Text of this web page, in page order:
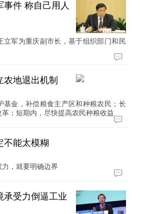
事件 称自己用人
立军为重庆副市长，基于组织部门和民
地退出机制
基金，补偿粮食主产区和种粮农民；长
；短期内，尽快提高农民种粮收益
不能太模糊
，就要明确边界
承受力倒逼工业